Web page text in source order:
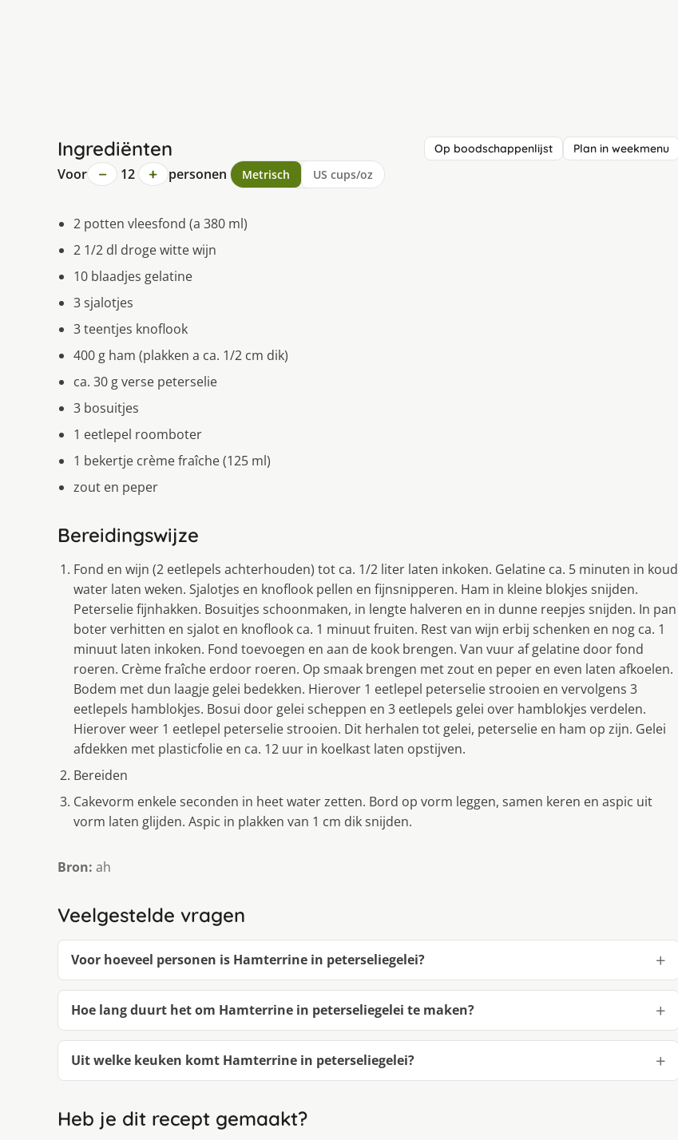
Ingrediënten Op boodschappenlijst Plan in weekmenu
Voor − 12 + personen Metrisch US cups/oz
2 potten vleesfond (a 380 ml)
2 1/2 dl droge witte wijn
10 blaadjes gelatine
3 sjalotjes
3 teentjes knoflook
400 g ham (plakken a ca. 1/2 cm dik)
ca. 30 g verse peterselie
3 bosuitjes
1 eetlepel roomboter
1 bekertje crème fraîche (125 ml)
zout en peper
Bereidingswijze
Fond en wijn (2 eetlepels achterhouden) tot ca. 1/2 liter laten inkoken. Gelatine ca. 5 minuten in koud
water laten weken. Sjalotjes en knoflook pellen en fijnsnipperen. Ham in kleine blokjes snijden.
Peterselie fijnhakken. Bosuitjes schoonmaken, in lengte halveren en in dunne reepjes snijden. In pan
boter verhitten en sjalot en knoflook ca. 1 minuut fruiten. Rest van wijn erbij schenken en nog ca. 1
minuut laten inkoken. Fond toevoegen en aan de kook brengen. Van vuur af gelatine door fond
roeren. Crème fraîche erdoor roeren. Op smaak brengen met zout en peper en even laten afkoelen.
Bodem met dun laagje gelei bedekken. Hierover 1 eetlepel peterselie strooien en vervolgens 3
eetlepels hamblokjes. Bosui door gelei scheppen en 3 eetlepels gelei over hamblokjes verdelen.
Hierover weer 1 eetlepel peterselie strooien. Dit herhalen tot gelei, peterselie en ham op zijn. Gelei
afdekken met plasticfolie en ca. 12 uur in koelkast laten opstijven.
Bereiden
Cakevorm enkele seconden in heet water zetten. Bord op vorm leggen, samen keren en aspic uit
vorm laten glijden. Aspic in plakken van 1 cm dik snijden.
Bron: ah
Veelgestelde vragen
Voor hoeveel personen is Hamterrine in peterseliegelei?
Hoe lang duurt het om Hamterrine in peterseliegelei te maken?
Uit welke keuken komt Hamterrine in peterseliegelei?
Heb je dit recept gemaakt?